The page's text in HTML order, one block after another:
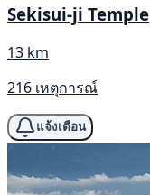
Sekisui-ji Temple
13 km
216 เหตุการณ์
แจ้งเตือน